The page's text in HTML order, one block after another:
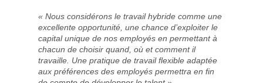
« Nous considérons le travail hybride comme une
excellente opportunité, une chance d’exploiter le
capital unique de nos employés en permettant à
chacun de choisir quand, où et comment il
travaille. Une pratique de travail flexible adaptée
aux préférences des employés permettra en fin